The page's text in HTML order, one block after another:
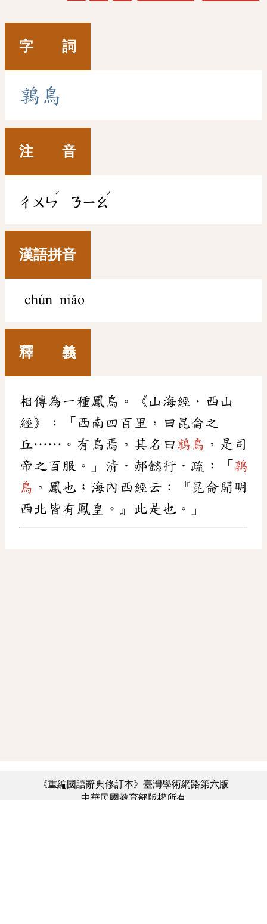
字 詞
鶉 鳥
注 音
ㄔㄨㄣ
ˊ
ㄋㄧㄠ
ˇ
漢語拼音
chún niǎo
釋 義
相傳為一種鳳鳥。《山海經．西山
經》：「西南四百里，曰昆侖之
丘……。有鳥焉，其名曰 鶉鳥 ，是司
帝之百服。」清．郝懿行．疏：「 鶉
鳥 ，鳳也；海內西經云：『昆侖開明
西北皆有鳳皇。』此是也。」
《重編國語辭典修訂本》臺灣學術網路第六版
中華民國教育部版權所有